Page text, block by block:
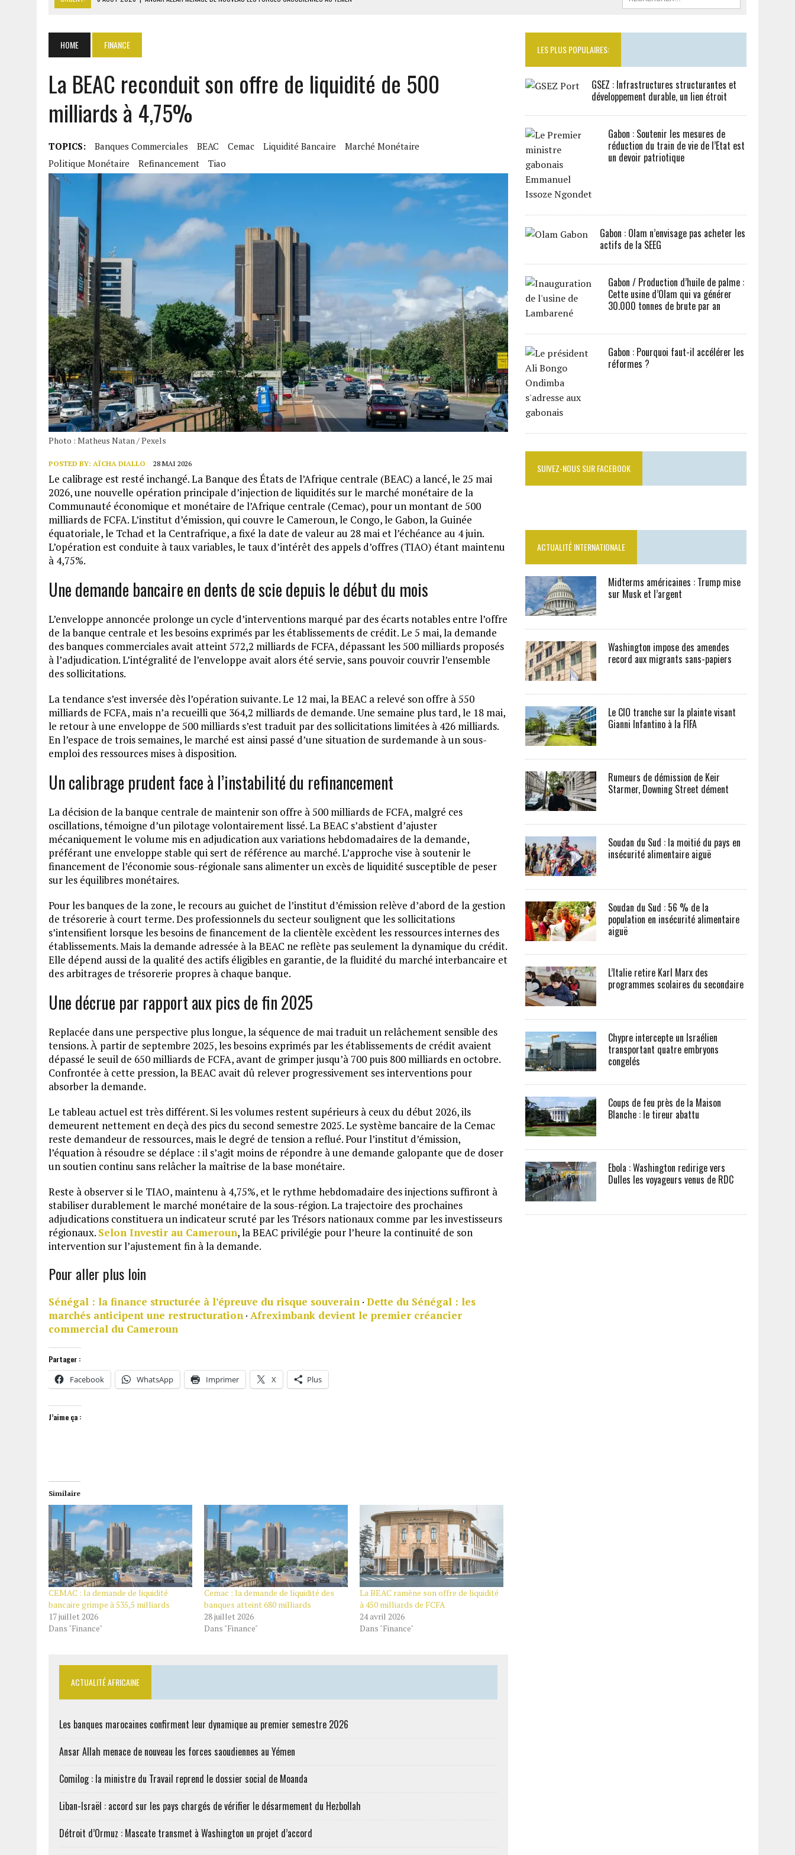
8 AOÛT 2026 | DÉTROIT D’ORMUZ : MASCATE TRANSMET À WASHINGTON UN PROJET D’ACCORD
8 AOÛT 2026
LES BANQUES MAROCAINES CONFIRMENT LEUR DYNAMIQUE AU PREMIER SEMESTRE 2026
HOME FINANCE
La BEAC reconduit son offre de liquidité de 500
milliards à 4,75%
TOPICS: Banques Commerciales BEAC Cemac Liquidité Bancaire
Marché Monétaire
Politique Monétaire
Refinancement Tiao
Photo : Matheus Natan / Pexels
POSTED BY: AÏCHA DIALLO 28 MAI 2026
Le calibrage est resté inchangé. La Banque des États de l’Afrique centrale (BEAC) a lancé, le 25 mai
2026, une nouvelle opération principale d’injection de liquidités sur le marché monétaire de la
Communauté économique et monétaire de l’Afrique centrale (Cemac), pour un montant de 500
milliards de FCFA. L’institut d’émission, qui couvre le Cameroun, le Congo, le Gabon, la Guinée
équatoriale, le Tchad et la Centrafrique, a fixé la date de valeur au 28 mai et l’échéance au 4 juin.
L’opération est conduite à taux variables, le taux d’intérêt des appels d’offres (TIAO) étant maintenu
à 4,75%.
Une demande bancaire en dents de scie depuis le début du mois
L’enveloppe annoncée prolonge un cycle d’interventions marqué par des écarts notables entre l’offre
de la banque centrale et les besoins exprimés par les établissements de crédit. Le 5 mai, la demande
des banques commerciales avait atteint 572,2 milliards de FCFA, dépassant les 500 milliards proposés
à l’adjudication. L’intégralité de l’enveloppe avait alors été servie, sans pouvoir couvrir l’ensemble
des sollicitations.
La tendance s’est inversée dès l’opération suivante. Le 12 mai, la BEAC a relevé son offre à 550
milliards de FCFA, mais n’a recueilli que 364,2 milliards de demande. Une semaine plus tard, le 18 mai,
le retour à une enveloppe de 500 milliards s’est traduit par des sollicitations limitées à 426 milliards.
En l’espace de trois semaines, le marché est ainsi passé d’une situation de surdemande à un sous-
emploi des ressources mises à disposition.
Un calibrage prudent face à l’instabilité du refinancement
La décision de la banque centrale de maintenir son offre à 500 milliards de FCFA, malgré ces
oscillations, témoigne d’un pilotage volontairement lissé. La BEAC s’abstient d’ajuster
mécaniquement le volume mis en adjudication aux variations hebdomadaires de la demande,
préférant une enveloppe stable qui sert de référence au marché. L’approche vise à soutenir le
financement de l’économie sous-régionale sans alimenter un excès de liquidité susceptible de peser
sur les équilibres monétaires.
Pour les banques de la zone, le recours au guichet de l’institut d’émission relève d’abord de la gestion
de trésorerie à court terme. Des professionnels du secteur soulignent que les sollicitations
s’intensifient lorsque les besoins de financement de la clientèle excèdent les ressources internes des
établissements. Mais la demande adressée à la BEAC ne reflète pas seulement la dynamique du crédit.
Elle dépend aussi de la qualité des actifs éligibles en garantie, de la fluidité du marché interbancaire et
des arbitrages de trésorerie propres à chaque banque.
Une décrue par rapport aux pics de fin 2025
Replacée dans une perspective plus longue, la séquence de mai traduit un relâchement sensible des
tensions. À partir de septembre 2025, les besoins exprimés par les établissements de crédit avaient
dépassé le seuil de 650 milliards de FCFA, avant de grimper jusqu’à 700 puis 800 milliards en octobre.
Confrontée à cette pression, la BEAC avait dû relever progressivement ses interventions pour
absorber la demande.
Le tableau actuel est très différent. Si les volumes restent supérieurs à ceux du début 2026, ils
demeurent nettement en deçà des pics du second semestre 2025. Le système bancaire de la Cemac
reste demandeur de ressources, mais le degré de tension a reflué. Pour l’institut d’émission,
l’équation à résoudre se déplace : il s’agit moins de répondre à une demande galopante que de doser
un soutien continu sans relâcher la maîtrise de la base monétaire.
Reste à observer si le TIAO, maintenu à 4,75%, et le rythme hebdomadaire des injections suffiront à
stabiliser durablement le marché monétaire de la sous-région. La trajectoire des prochaines
adjudications constituera un indicateur scruté par les Trésors nationaux comme par les investisseurs
régionaux. Selon Investir au Cameroun, la BEAC privilégie pour l’heure la continuité de son
intervention sur l’ajustement fin à la demande.
Pour aller plus loin
Sénégal : la finance structurée à l’épreuve du risque souverain · Dette du Sénégal : les
marchés anticipent une restructuration · Afreximbank devient le premier créancier
commercial du Cameroun
Partager :
Facebook WhatsApp Imprimer X Plus
J’aime ça :
Similaire
CEMAC : la demande de liquidité
bancaire grimpe à 535,5 milliards
17 juillet 2026
Dans "Finance"
Cemac : la demande de liquidité des
banques atteint 680 milliards
28 juillet 2026
Dans "Finance"
La BEAC ramène son offre de liquidité
à 450 milliards de FCFA
24 avril 2026
Dans "Finance"
ACTUALITÉ AFRICAINE
Les banques marocaines confirment leur dynamique au premier semestre 2026
Ansar Allah menace de nouveau les forces saoudiennes au Yémen
Comilog : la ministre du Travail reprend le dossier social de Moanda
Liban-Israël : accord sur les pays chargés de vérifier le désarmement du Hezbollah
Détroit d’Ormuz : Mascate transmet à Washington un projet d’accord
LES PLUS POPULAIRES:
GSEZ : Infrastructures structurantes et
développement durable, un lien étroit
Gabon : Soutenir les mesures de
réduction du train de vie de l’Etat est
un devoir patriotique
Gabon : Olam n’envisage pas acheter les
actifs de la SEEG
Gabon / Production d’huile de palme :
Cette usine d’Olam qui va générer
30.000 tonnes de brute par an
Gabon : Pourquoi faut-il accélérer les
réformes ?
SUIVEZ-NOUS SUR FACEBOOK
ACTUALITÉ INTERNATIONALE
Midterms américaines : Trump mise
sur Musk et l’argent
Washington impose des amendes
record aux migrants sans-papiers
Le CIO tranche sur la plainte visant
Gianni Infantino à la FIFA
Rumeurs de démission de Keir
Starmer, Downing Street dément
Soudan du Sud : la moitié du pays en
insécurité alimentaire aiguë
Soudan du Sud : 56 % de la
population en insécurité alimentaire
aiguë
L’Italie retire Karl Marx des
programmes scolaires du secondaire
Chypre intercepte un Israélien
transportant quatre embryons
congelés
Coups de feu près de la Maison
Blanche : le tireur abattu
Ebola : Washington redirige vers
Dulles les voyageurs venus de RDC